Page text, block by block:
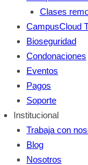
Clases
CampusCloud
Bioseguridad
Condonaciones
Eventos
Pagos
Soporte
Institucional
Trabaja con
Blog
Nosotros